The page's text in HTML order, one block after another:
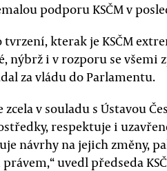
podporu KSČM v
tvrzení, kterak je KSČM
nýbrž i v rozporu se všemi
za vládu do Parlamentu.
zcela v souladu s Ústavou
respektuje i
návrhy na jejich změny,
uvedl předseda